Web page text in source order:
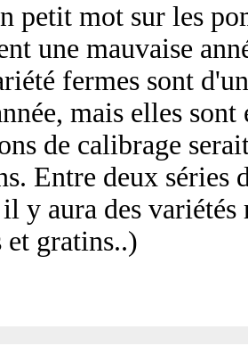
petit mot sur les
une mauvaise
fermes sont
mais elles
de calibrage
Entre deux séries
y aura des variétés
et gratins..)